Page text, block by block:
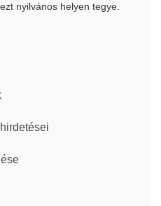
nyilvános helyen tegye.